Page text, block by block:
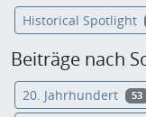
Historical Spotlight
Beiträge nach
20. Jahrhundert 53